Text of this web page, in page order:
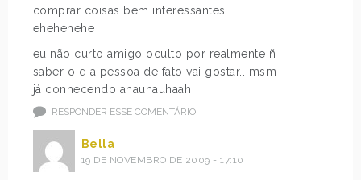
comprar coisas bem interessantes
ehehehehe
eu não curto amigo oculto por realmente ñ
saber o q a pessoa de fato vai gostar.. msm
já conhecendo ahauhauhaah
RESPONDER ESSE COMENTÁRIO
Bella
19 DE NOVEMBRO DE 2009 - 17:10